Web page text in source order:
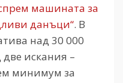
машината за
данъци“. В
над 30 000
искания –
минимум за